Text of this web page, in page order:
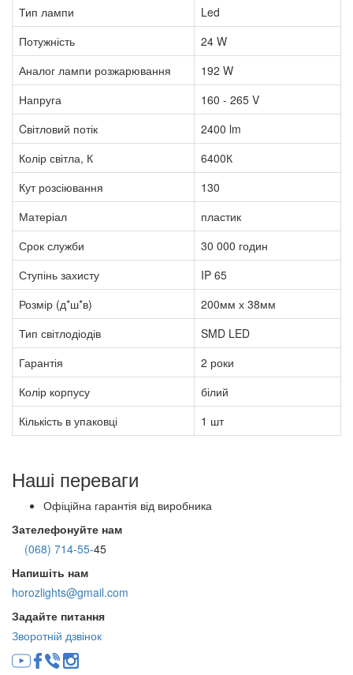
Тип лампи
Led
Потужність
24 W
Аналог лампи розжарювання
192 W
Напруга
160 - 265 V
Cвітловий потік
2400 lm
Колір світла, К
6400К
Кут розсіювання
130
Матеріал
пластик
Срок служби
30 000 годин
Ступінь захисту
IP 65
Розмір (д*ш*в)
200мм х 38мм
Тип світлодіодів
SMD LED
Гарантія
2 роки
Колір корпусу
білий
Кількість в упаковці
1 шт
Наші переваги
Офіційна гарантія від виробника
Зателефонуйте нам
(068) 714-55-45
Напишіть нам
horozlights@gmail.com
Задайте питання
Зворотній дзвінок